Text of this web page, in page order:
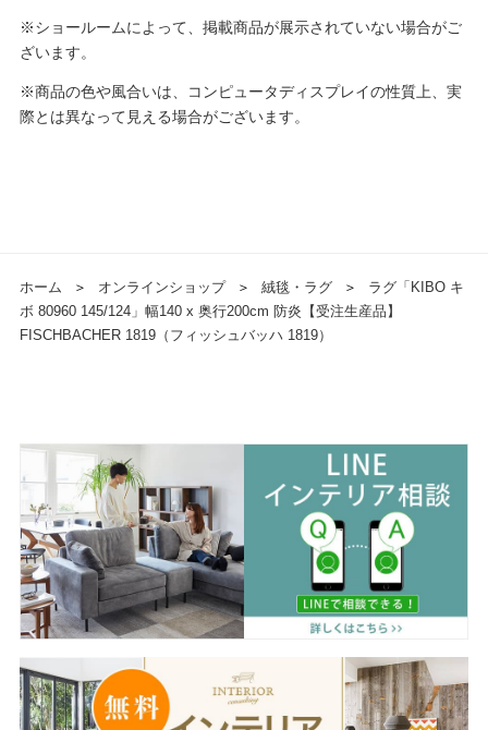
※ショールームによって、掲載商品が展示されていない場合がご
ざいます。
※商品の色や風合いは、コンピュータディスプレイの性質上、実
際とは異なって見える場合がございます。
ホーム ＞ オンラインショップ ＞ 絨毯・ラグ ＞
ラグ「KIBO キ
ボ 80960 145/124」幅140 x 奥行200cm 防炎【受注生産品】
FISCHBACHER 1819（フィッシュバッハ 1819）